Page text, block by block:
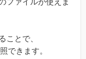
ことで、
できます。